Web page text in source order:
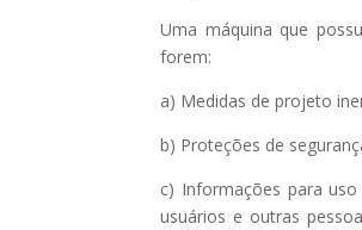
Uma máquina que
forem:
a) Medidas de projeto
b) Proteções de
c) Informações para
usuários e outras